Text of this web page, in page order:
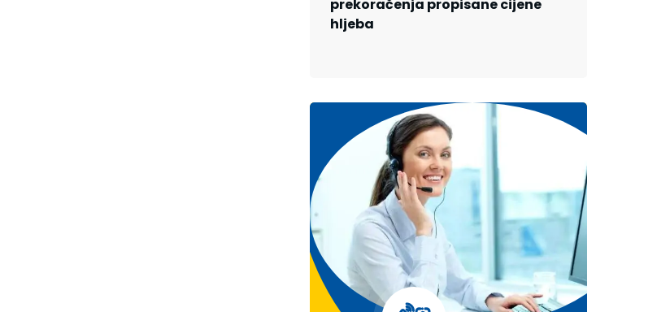
prekoračenja propisane cijene
hljeba